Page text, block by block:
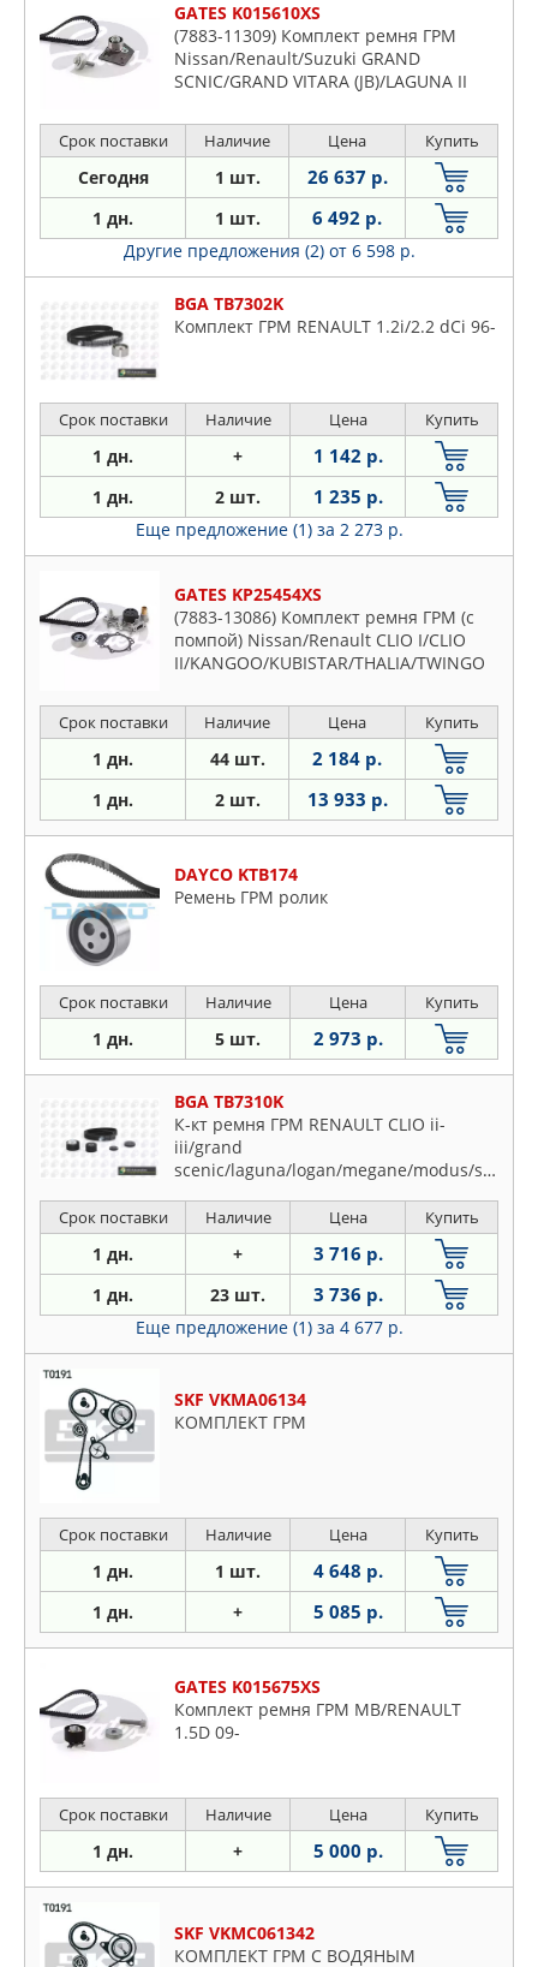
GATES K015610XS
(7883-11309) Комплект ремня ГРМ
Nissan/Renault/Suzuki GRAND
SCNIC/GRAND VITARA (JB)/LAGUNA II
(P12,WP12)/SCNIC II 03/2001->
Срок поставки Наличие Цена Купить
Сегодня 1 шт. 26 637 р.
1 дн. 1 шт. 6 492 р.
Другие предложения (2) от 6 598 р.
BGA TB7302K
Комплект ГРМ RENAULT 1.2i/2.2 dCi 96-
Срок поставки Наличие Цена Купить
1 дн. + 1 142 р.
1 дн. 2 шт. 1 235 р.
Еще предложение (1) за 2 273 р.
GATES KP25454XS
(7883-13086) Комплект ремня ГРМ (с
помпой) Nissan/Renault CLIO I/CLIO
II/KANGOO/KUBISTAR/THALIA/TWINGO
Срок поставки Наличие Цена Купить
1 дн. 44 шт. 2 184 р.
1 дн. 2 шт. 13 933 р.
DAYCO KTB174
Ремень ГРМ ролик
Срок поставки Наличие Цена Купить
1 дн. 5 шт. 2 973 р.
BGA TB7310K
К-кт ремня ГРМ RENAULT CLIO ii-
iii/grand
scenic/laguna/logan/megane/modus/
Срок поставки Наличие Цена Купить
1 дн. + 3 716 р.
1 дн. 23 шт. 3 736 р.
Еще предложение (1) за 4 677 р.
SKF VKMA06134
КОМПЛЕКТ ГРМ
Срок поставки Наличие Цена Купить
1 дн. 1 шт. 4 648 р.
1 дн. + 5 085 р.
GATES K015675XS
Комплект ремня ГРМ MB/RENAULT
1.5D 09-
Срок поставки Наличие Цена Купить
1 дн. + 5 000 р.
SKF VKMC061342
КОМПЛЕКТ ГРМ С ВОДЯНЫМ